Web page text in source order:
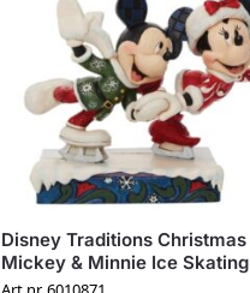
Disney Traditions Christmas
Mickey & Minnie Ice Skating